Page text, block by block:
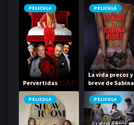
PELICULA
Pervertidas
PELICULA
La vida precoz y
breve de Sabina
Rivas
PELICULA PELICULA